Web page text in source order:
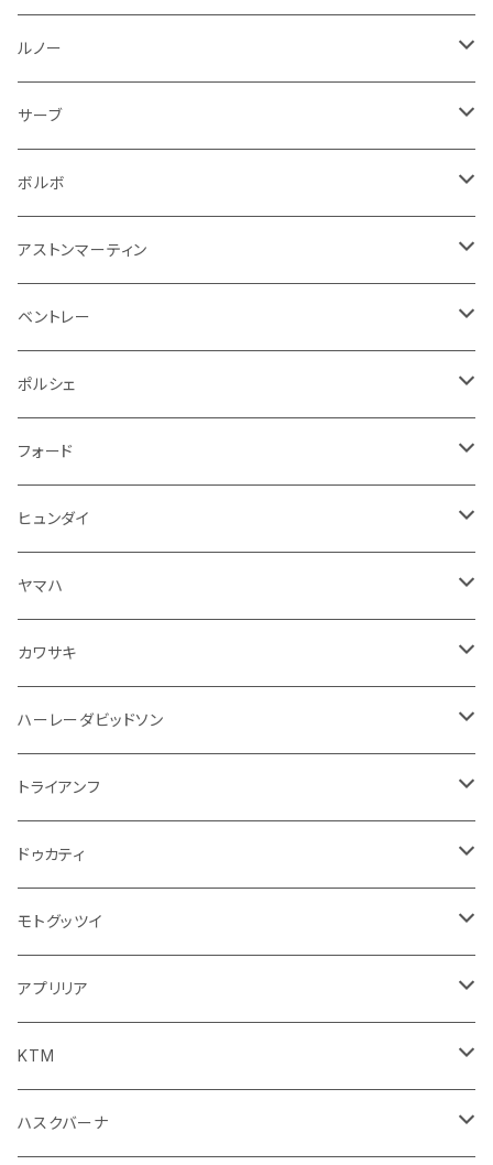
その他
ポルシェ
ヒュンダイ
その他
フォルクスワーゲン
ボルボ
シートベルト周り
ステアリング
ステアリングホイールカバー
修理ツール
運転席周り
アームレスト
ドア回り
ホーン
キーホルダー
収納用品
灰皿・ゴミ箱
インテリアパネル
ドリンクホルダー
携帯・スマホホルダー
ステッカー
ダッシュボード
外装系
スポイラー系
シートカバー
その他
ホイール
泥除け
ガソリンタンク
フロントワイパー
リアワイパー
オーディオ系
その他
ケーブル系
排気系
ガスケット
通信系
吸気系
エアフィルター
リアバンパー
エンジン系
外装系
ウインカー
ワイパー
ミラー
収納系
アームレスト
シフトレバー
その他
冷却系
ラジエーター
ブレーキランプ
ウインカー
トランクマット
ワイパー
キーホルダー
フロアマット
ルノー
フロアマット
タイヤ回り
泥除け
ワイパー
その他
シフトノブ
運転席周り
ドア回り
アームレスト
ライト系
ウインカー
サーブ
フロアマット
シフトノブ
ボルボ
フロアマット
トランクマット
アストンマーティン
フロアマット
ベントレー
フロアマット
外装
グリル
ポルシェ
フロアマット
その他
フォード
フロアマット
ダッシュボード
ドア回り
エンジン系
オイル系
その他
フロントガラス回り
ワイパー
リアガラス回り
ライト系
フォグランプ
ミラー系
足回り
ヒュンダイ
フロアマット
ヤマハ
電装系
ウインカー
モーター系
ミラー
ブレーキ系
クラッチブレーキレバー
駆動系
その他
フェンダー系
足回り
カワサキ
ミラー
ハンドル系
足回り
サスペンション
タンク系
キャップ
ブレーキ系
ブレーキ・クラッチレバー
ハーレーダビッドソン
ミラー
トライアンフ
ミラー
ドゥカティ
ミラー
その他
ブレーキ系
ブレーキクラッチレバー
フェンダー系
モトグッツイ
ミラー
アプリリア
ミラー
ブレーキ系
KTM
ミラー
ハスクバーナ